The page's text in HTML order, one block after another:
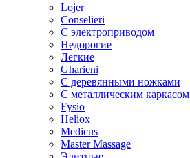
Lojer
Conselieri
С электроприводом
Недорогие
Легкие
Gharieni
С деревянными ножками
С металлическим каркасом
Fysio
Heliox
Medicus
Master Massage